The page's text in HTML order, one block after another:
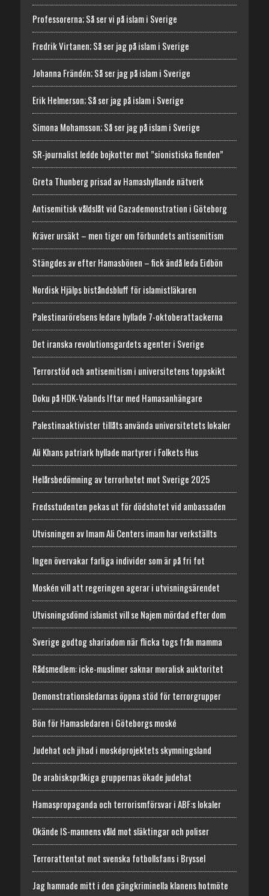
Professorerna; Så ser vi på islam i Sverige
Fredrik Virtanen; Så ser jag på islam i Sverige
Johanna Frändén; Så ser jag på islam i Sverige
Erik Helmerson; Så ser jag på islam i Sverige
Simona Mohamsson; Så ser jag på islam i Sverige
SR-journalist ledde bojkotter mot ”sionistiska fienden”
Greta Thunberg prisad av Hamashyllande nätverk
Antisemitisk våldslåt vid Gazademonstration i Göteborg
Kräver ursäkt – men tiger om förbundets antisemitism
Stängdes av efter Hamasbönen – fick ändå leda Eidbön
Nordisk Hjälps biståndsbluff för islamistläkaren
Palestinarörelsens ledare hyllade 7-oktoberattackerna
Det iranska revolutionsgardets agenter i Sverige
Terrorstöd och antisemitism i universitetens toppskikt
Doku på HDK-Valands Iftar med Hamasanhängare
Palestinaaktivister tillåts använda universitetets lokaler
Ali Khans patriark hyllade martyrer i Folkets Hus
Helårsbedömning av terrorhotet mot Sverige 2025
Fredsstudenten pekas ut för dödshotet vid ambassaden
Utvisningen av Imam Ali Centers imam har verkställts
Ingen övervakar farliga individer som är på fri fot
Moskén vill att regeringen agerar i utvisningsärendet
Utvisningsdömd islamist vill se Najem mördad efter dom
Sverige godtog shariadom när flicka togs från mamma
Rådsmedlem: icke-muslimer saknar moralisk auktoritet
Demonstrationsledarnas öppna stöd för terrorgrupper
Bön för Hamasledaren i Göteborgs moské
Judehat och jihad i mosképrojektets skymningsland
De arabiskspråkiga gruppernas ökade judehat
Hamaspropaganda och terrorismförsvar i ABF:s lokaler
Okände IS-mannens våld mot släktingar och poliser
Terrorattentat mot svenska fotbollsfans i Bryssel
Jag hamnade mitt i den gängkriminella klanens hotmöte